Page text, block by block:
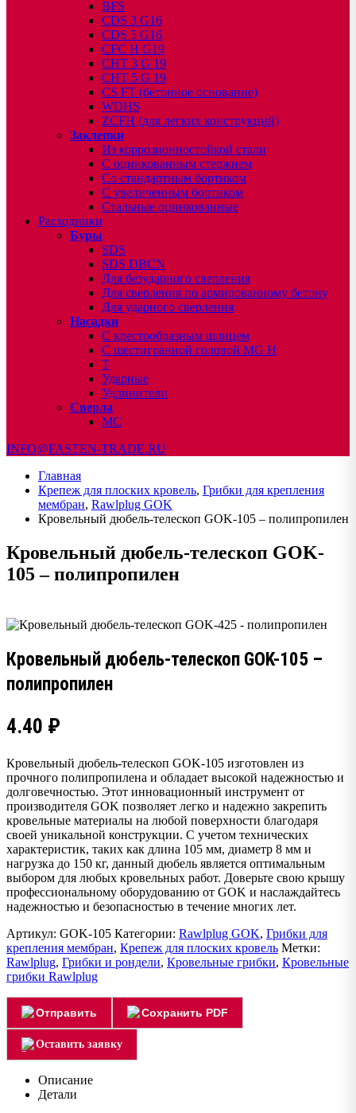
BFS
CDS 3 G16
CDS 5 G16
CFC H G19
CHT 3 G 19
CHT 5 G 19
CS FT (бетонное основание)
WDHS
ZCFH (для легких конструкций)
Заклепки
Из коррозионностойкой стали
С оцинкованным стержнем
Со стандартным бортиком
С увеличенным бортиком
Стальные оцинкованные
Расходники
Буры
SDS
SDS DBCN
Для безударного сверления
Для сверления по армированному бетону
Для ударного сверления
Насадки
С крестообразным шлицем
С шестигранной головой MG H
T
Ударные
Удлинители
Сверла
МС
INFO@FASTEN-TRADE.RU
Главная
Крепеж для плоских кровель, Грибки для крепления
мембран, Rawlplug GOK
Кровельный дюбель-телескоп GOK-105 – полипропилен
Кровельный дюбель-телескоп GOK-
105 – полипропилен
Кровельный дюбель-телескоп GOK-105 –
полипропилен
4.40 ₽
Кровельный дюбель-телескоп GOK-105 изготовлен из
прочного полипропилена и обладает высокой надежностью и
долговечностью. Этот инновационный инструмент от
производителя GOK позволяет легко и надежно закрепить
кровельные материалы на любой поверхности благодаря
своей уникальной конструкции. С учетом технических
характеристик, таких как длина 105 мм, диаметр 8 мм и
нагрузка до 150 кг, данный дюбель является оптимальным
выбором для любых кровельных работ. Доверьте свою крышу
профессиональному оборудованию от GOK и наслаждайтесь
надежностью и безопасностью в течение многих лет.
Артикул: GOK-105 Категории: Rawlplug GOK, Грибки для
крепления мембран, Крепеж для плоских кровель Метки:
Rawlplug, Грибки и рондели, Кровельные грибки, Кровельные
грибки Rawlplug
Отправить Сохранить PDF
Оставить заявку
Описание
Детали